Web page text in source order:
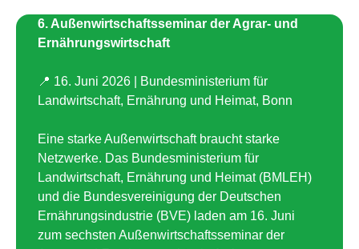
6. Außenwirtschaftsseminar der Agrar- und
Ernährungswirtschaft
📍 16. Juni 2026 | Bundesministerium für
Landwirtschaft, Ernährung und Heimat, Bonn
Eine starke Außenwirtschaft braucht starke
Netzwerke. Das Bundesministerium für
Landwirtschaft, Ernährung und Heimat (BMLEH)
und die Bundesvereinigung der Deutschen
Ernährungsindustrie (BVE) laden am 16. Juni
zum sechsten Außenwirtschaftsseminar der